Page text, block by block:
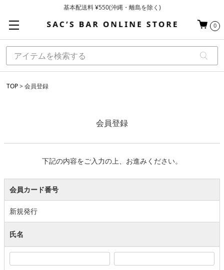
基本配送料 ¥550(沖縄・離島を除く)
お買い上げ合計¥3,980以上で送料無料
0
TOP 会員登録
会員登録
下記の内容をご入力の上、お進みください。
会員カード番号
新規発行
氏名